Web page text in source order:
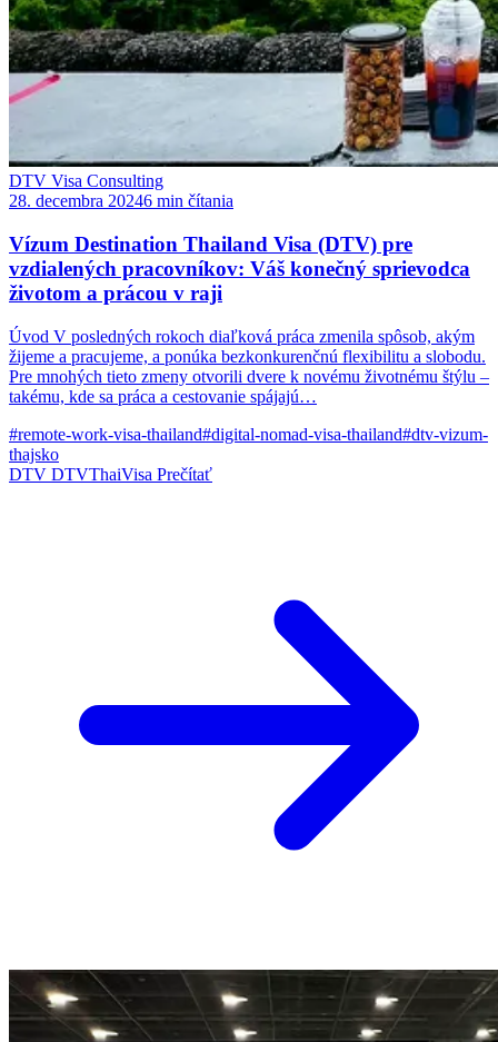
DTV Visa Consulting
28. decembra 20246 min čítania
Vízum Destination Thailand Visa (DTV) pre
vzdialených pracovníkov: Váš konečný sprievodca
životom a prácou v raji
Úvod V posledných rokoch diaľková práca zmenila spôsob, akým
žijeme a pracujeme, a ponúka bezkonkurenčnú flexibilitu a slobodu.
Pre mnohých tieto zmeny otvorili dvere k novému životnému štýlu –
takému, kde sa práca a cestovanie spájajú…
#remote-work-visa-thailand#digital-nomad-visa-thailand#dtv-vizum-
thajsko
DTV DTVThaiVisa Prečítať